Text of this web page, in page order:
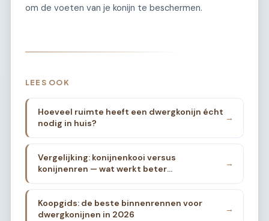
om de voeten van je konijn te beschermen.
LEES OOK
Hoeveel ruimte heeft een dwergkonijn écht
nodig in huis?
→
Vergelijking: konijnenkooi versus
konijnenren — wat werkt beter
→
Koopgids: de beste binnenrennen voor
dwergkonijnen in 2026
→